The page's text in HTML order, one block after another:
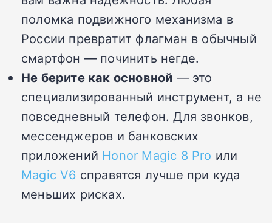
поломка подвижного механизма в
России превратит флагман в обычный
смартфон — починить негде.
Не берите как основной — это
специализированный инструмент, а не
повседневный телефон. Для звонков,
мессенджеров и банковских
приложений Honor Magic 8 Pro или
Magic V6 справятся лучше при куда
меньших рисках.